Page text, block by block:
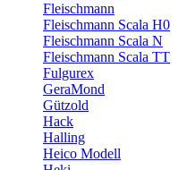
Fleischmann
Fleischmann Scala H0
Fleischmann Scala N
Fleischmann Scala TT
Fulgurex
GeraMond
Gützold
Hack
Halling
Heico Modell